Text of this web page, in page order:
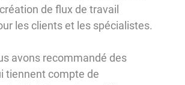
de flux de travail
les clients et les spécialistes.
avons recommandé des
tiennent compte de